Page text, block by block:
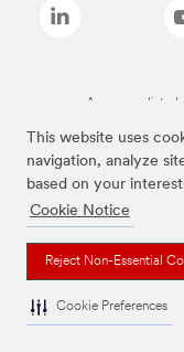
This website uses
navigation, analyze
based on your
Cookie Notice
Reject Non-Essential
Cookie Preferences
As marcas